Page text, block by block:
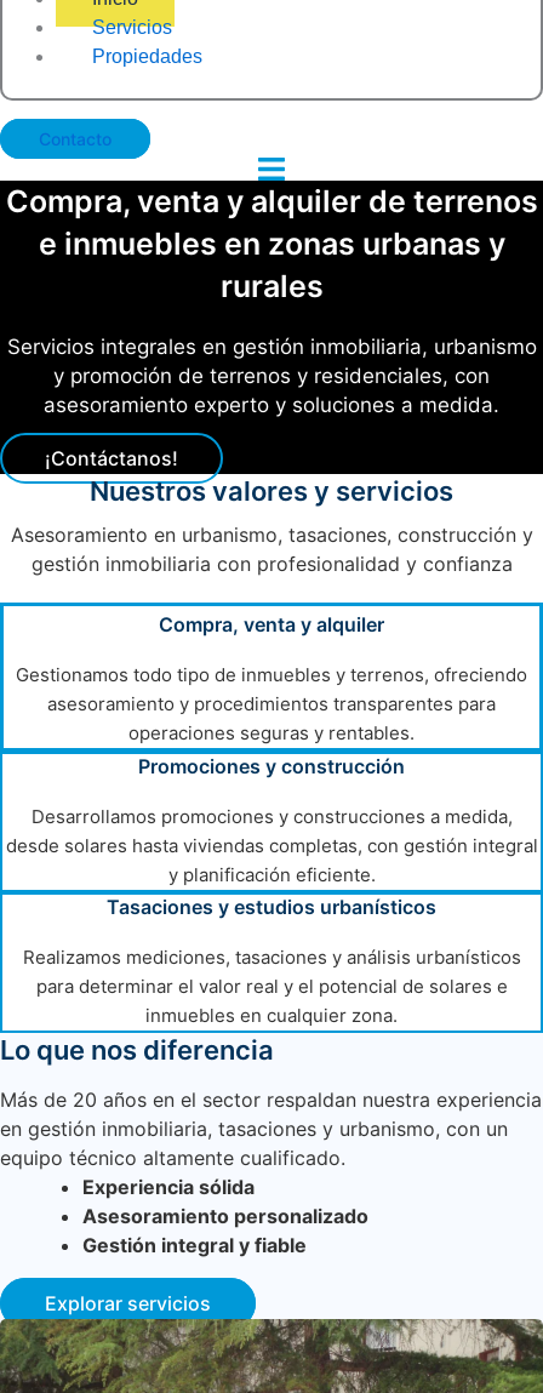
Servicios
Propiedades
Contacto
Compra, venta y alquiler de terrenos
e inmuebles en zonas urbanas y
rurales
Servicios integrales en gestión inmobiliaria, urbanismo
y promoción de terrenos y residenciales, con
asesoramiento experto y soluciones a medida.
¡Contáctanos!
Nuestros valores y servicios
Asesoramiento en urbanismo, tasaciones, construcción y
gestión inmobiliaria con profesionalidad y confianza
Compra, venta y alquiler
Gestionamos todo tipo de inmuebles y terrenos, ofreciendo
asesoramiento y procedimientos transparentes para
operaciones seguras y rentables.
Promociones y construcción
Desarrollamos promociones y construcciones a medida,
desde solares hasta viviendas completas, con gestión integral
y planificación eficiente.
Tasaciones y estudios urbanísticos
Realizamos mediciones, tasaciones y análisis urbanísticos
para determinar el valor real y el potencial de solares e
inmuebles en cualquier zona.
Lo que nos diferencia
Más de 20 años en el sector respaldan nuestra experiencia
en gestión inmobiliaria, tasaciones y urbanismo, con un
equipo técnico altamente cualificado.
Experiencia sólida
Asesoramiento personalizado
Gestión integral y fiable
Explorar servicios